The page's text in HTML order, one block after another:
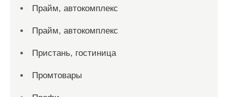
Прайм, автокомплекс
Прайм, автокомплекс
Пристань, гостиница
Промтовары